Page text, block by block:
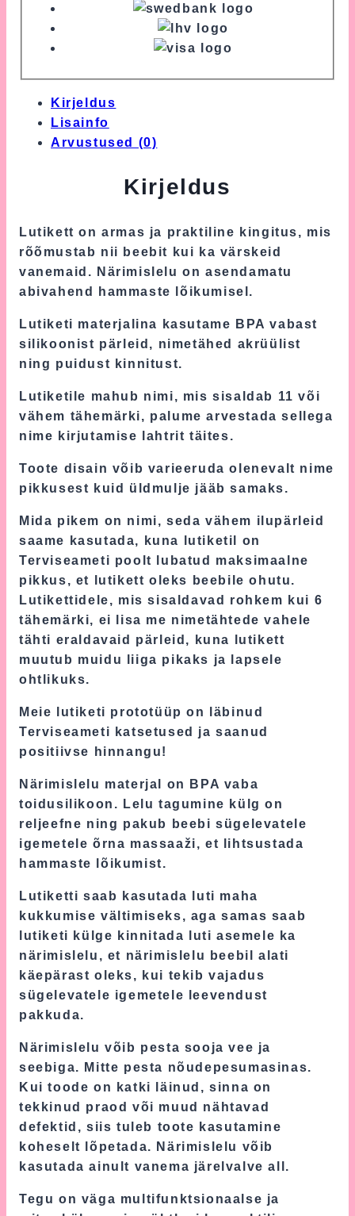
Kirjeldus
Lisainfo
Arvustused (0)
Kirjeldus
Lutikett on armas ja praktiline kingitus, mis
rõõmustab nii beebit kui ka värskeid
vanemaid. Närimislelu on asendamatu
abivahend hammaste lõikumisel.
Lutiketi materjalina kasutame BPA vabast
silikoonist pärleid, nimetähed akrüülist
ning puidust kinnitust.
Lutiketile mahub nimi, mis sisaldab 11 või
vähem tähemärki, palume arvestada sellega
nime kirjutamise lahtrit täites.
Toote disain võib varieeruda olenevalt nime
pikkusest kuid üldmulje jääb samaks.
Mida pikem on nimi, seda vähem ilupärleid
saame kasutada, kuna lutiketil on
Terviseameti poolt lubatud maksimaalne
pikkus, et lutikett oleks beebile ohutu.
Lutikettidele, mis sisaldavad rohkem kui 6
tähemärki, ei lisa me nimetähtede vahele
tähti eraldavaid pärleid, kuna lutikett
muutub muidu liiga pikaks ja lapsele
ohtlikuks.
Meie lutiketi prototüüp on läbinud
Terviseameti katsetused ja saanud
positiivse hinnangu!
Närimislelu materjal on BPA vaba
toidusilikoon. Lelu tagumine külg on
reljeefne ning pakub beebi sügelevatele
igemetele õrna massaaži, et lihtsustada
hammaste lõikumist.
Lutiketti saab kasutada luti maha
kukkumise vältimiseks, aga samas saab
lutiketi külge kinnitada luti asemele ka
närimislelu, et närimislelu beebil alati
käepärast oleks, kui tekib vajadus
sügelevatele igemetele leevendust
pakkuda.
Närimislelu võib pesta sooja vee ja
seebiga. Mitte pesta nõudepesumasinas.
Kui toode on katki läinud, sinna on
tekkinud praod või muud nähtavad
defektid, siis tuleb toote kasutamine
koheselt lõpetada. Närimislelu võib
kasutada ainult vanema järelvalve all.
Tegu on väga multifunktsionaalse ja